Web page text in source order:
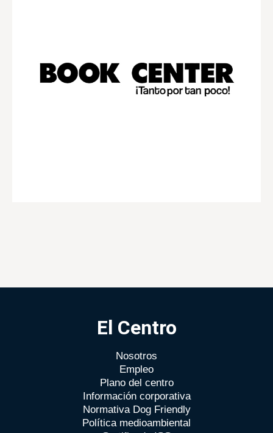
El Centro
Nosotros
Empleo
Plano del centro
Información corporativa
Normativa Dog Friendly
Política medioambiental